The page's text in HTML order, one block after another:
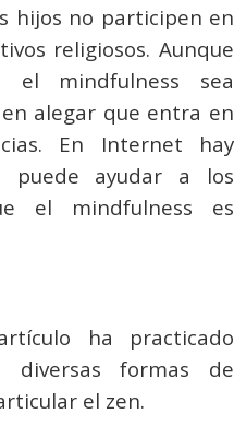
hijos no participen en
religiosos. Aunque
el mindfulness sea
alegar que entra en
En Internet hay
puede ayudar a los
el mindfulness es
ha practicado
diversas formas de
el zen.